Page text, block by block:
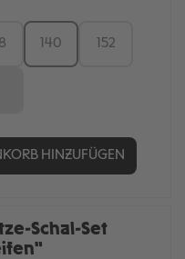
140 152
HINZUFÜGEN
Schal-Set